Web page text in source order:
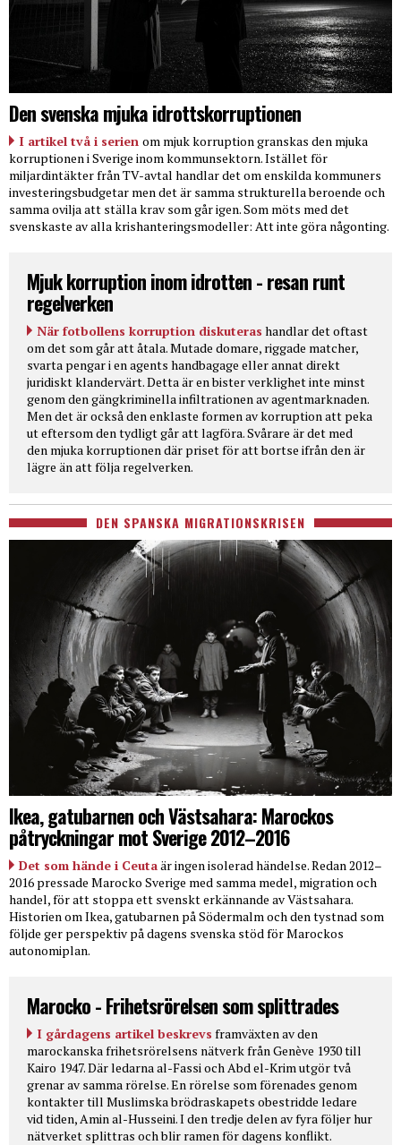
Den svenska mjuka idrottskorruptionen
I artikel två i serien om mjuk korruption granskas den mjuka
korruptionen i Sverige inom kommunsektorn. Istället för
miljardintäkter från TV-avtal handlar det om enskilda kommuners
investeringsbudgetar men det är samma strukturella beroende och
samma ovilja att ställa krav som går igen. Som möts med det
svenskaste av alla krishanteringsmodeller: Att inte göra någonting.
Mjuk korruption inom idrotten - resan runt
regelverken
När fotbollens korruption diskuteras handlar det oftast
om det som går att åtala. Mutade domare, riggade matcher,
svarta pengar i en agents handbagage eller annat direkt
juridiskt klandervärt. Detta är en bister verklighet inte minst
genom den gängkriminella infiltrationen av agentmarknaden.
Men det är också den enklaste formen av korruption att peka
ut eftersom den tydligt går att lagföra. Svårare är det med
den mjuka korruptionen där priset för att bortse ifrån den är
lägre än att följa regelverken.
DEN SPANSKA MIGRATIONSKRISEN
Ikea, gatubarnen och Västsahara: Marockos
påtryckningar mot Sverige 2012–2016
Det som hände i Ceutaär ingen isolerad händelse. Redan 2012–
2016 pressade Marocko Sverige med samma medel, migration och
handel, för att stoppa ett svenskt erkännande av Västsahara.
Historien om Ikea, gatubarnen på Södermalm och den tystnad som
följde ger perspektiv på dagens svenska stöd för Marockos
autonomiplan.
Marocko - Frihetsrörelsen som splittrades
I gårdagens artikel beskrevs framväxten av den
marockanska frihetsrörelsens nätverk från Genève 1930 till
Kairo 1947. Där ledarna al-Fassi och Abd el-Krim utgör två
grenar av samma rörelse. En rörelse som förenades genom
kontakter till Muslimska brödraskapets obestridde ledare
vid tiden, Amin al-Husseini. I den tredje delen av fyra följer hur
nätverket splittras och blir ramen för dagens konflikt.